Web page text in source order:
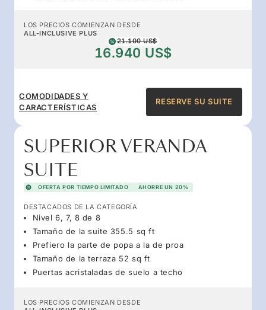
LOS PRECIOS COMIENZAN DESDE
ALL-INCLUSIVE PLUS
21.100 US$
16.940 US$
COMODIDADES Y
CARACTERÍSTICAS
RESERVE SU SUITE
SUPERIOR VERANDA
SUITE
OFERTA POR TIEMPO LIMITADO AHORRE UN 20%
DESTACADOS DE LA CATEGORÍA
Nivel 6, 7, 8 de 8
Tamaño de la suite 355.5 sq ft
Prefiero la parte de popa a la de proa
Tamaño de la terraza 52 sq ft
Puertas acristaladas de suelo a techo
LOS PRECIOS COMIENZAN DESDE